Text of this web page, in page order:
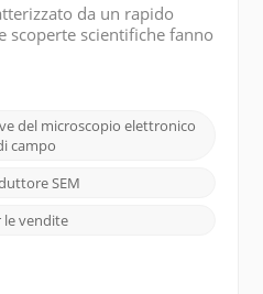
da un rapido
scoperte scientifiche fanno
i materiali su scala più
elettronico a scansione
SEM) e CIQTEK SEM5000
di imaging superiori
del microscopio elettronico
campo
SEM
le vendite